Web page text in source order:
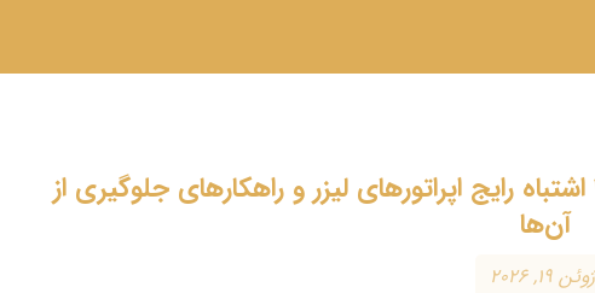
۱۰ اشتباه رایج اپراتورهای لیزر و راهکارهای جلوگیری از
آن‌ها
ژوئن ۱۹, ۲۰۲۶